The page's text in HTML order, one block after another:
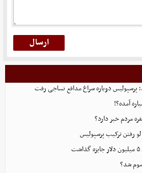
پرسپولیس دوباره سراغ مدافع نساجی رفت
آمده؟!
مردم خبر دارد؟
رفتن ترکیب پرسپولیس
شد؟